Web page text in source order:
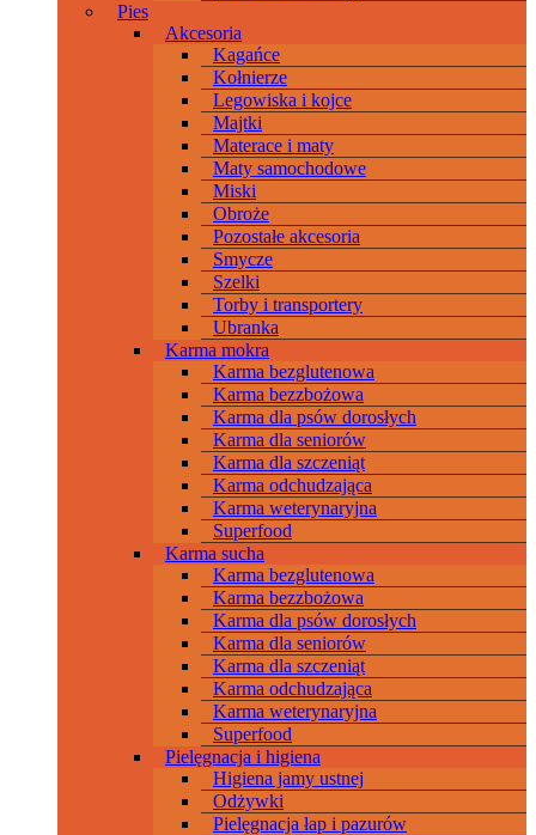
Pies
Akcesoria
Kagańce
Kołnierze
Legowiska i kojce
Majtki
Materace i maty
Maty samochodowe
Miski
Obroże
Pozostałe akcesoria
Smycze
Szelki
Torby i transportery
Ubranka
Karma mokra
Karma bezglutenowa
Karma bezzbożowa
Karma dla psów dorosłych
Karma dla seniorów
Karma dla szczeniąt
Karma odchudzająca
Karma weterynaryjna
Superfood
Karma sucha
Karma bezglutenowa
Karma bezzbożowa
Karma dla psów dorosłych
Karma dla seniorów
Karma dla szczeniąt
Karma odchudzająca
Karma weterynaryjna
Superfood
Pielęgnacja i higiena
Higiena jamy ustnej
Odżywki
Pielęgnacja łap i pazurów